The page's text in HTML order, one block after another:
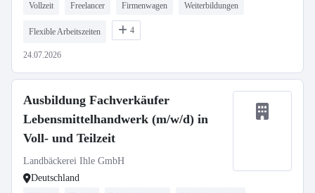
Vollzeit Freelancer Firmenwagen Weiterbildungen
Flexible Arbeitszeiten 4
24.07.2026
Ausbildung Fachverkäufer
Lebensmittelhandwerk (m/w/d) in
Voll- und Teilzeit
Landbäckerei Ihle GmbH
Deutschland